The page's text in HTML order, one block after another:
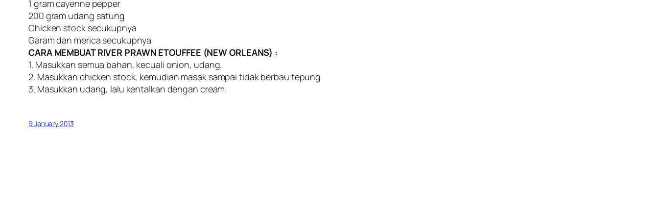
1 gram cayenne pepper
200 gram udang satung
Chicken stock secukupnya
Garam dan merica secukupnya
CARA MEMBUAT RIVER PRAWN ETOUFFEE (NEW ORLEANS) :
1. Masukkan semua bahan, kecuali onion, udang.
2. Masukkan chicken stock, kemudian masak sampai tidak berbau tepung
3. Masukkan udang, lalu kentalkan dengan cream.
9 January 2013